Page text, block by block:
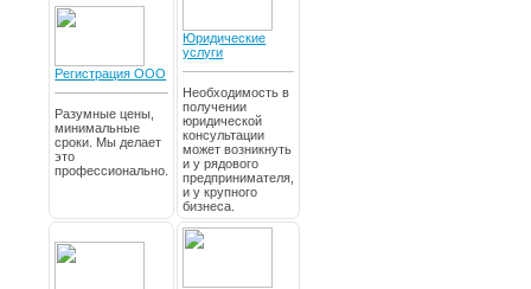
Регистрация ООО
Разумные цены,
минимальные
сроки. Мы делает
это
профессионально.
Юридические
услуги
Необходимость в
получении
юридической
консультации
может возникнуть
и у рядового
предпринимателя,
и у крупного
бизнеса.